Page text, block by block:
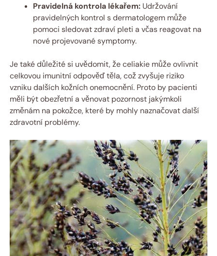
Pravidelná ‌kontrola ‌lékařem: Udržování
pravidelných kontrol s‌ dermatologem může
pomoci sledovat zdraví pleti a včas reagovat na
nové⁤ projevované symptomy.
Je také ⁣důležité ​si uvědomit, že celiakie může ovlivnit
celkovou​ imunitní⁤ odpověď těla,‍ což zvyšuje riziko
vzniku dalších ⁢kožních onemocnění. ​Proto by pacienti
měli‍ být obezřetní a věnovat pozornost ⁢jakýmkoli
změnám na pokožce, které by ⁣mohly ⁢naznačovat⁢ další
zdravotní problémy.